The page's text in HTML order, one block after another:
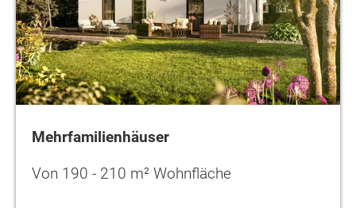
Mehrfamilienhäuser
Von 190 - 210 m² Wohnfläche